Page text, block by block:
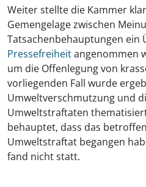
Weiter stellte die Kammer
Gemengelage zwischen
Tatsachenbehauptungen ein
Pressefreiheitangenommen
um die Offenlegung von
vorliegenden Fall wurde
Umweltverschmutzung und
Umweltstraftaten
behauptet, dass das
Umweltstraftat begangen
fand nicht statt.